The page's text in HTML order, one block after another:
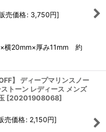
売価格: 3,750円]
横20mm×厚み11mm 約
】 ディープマリンスノー
トーン レディース メンズ
[20201908068]
売価格: 2,150円]